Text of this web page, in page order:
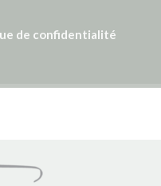
de confidentialité